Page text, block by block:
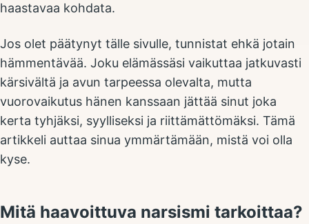
haastavaa kohdata.
Jos olet päätynyt tälle sivulle, tunnistat ehkä jotain
hämmentävää. Joku elämässäsi vaikuttaa jatkuvasti
kärsivältä ja avun tarpeessa olevalta, mutta
vuorovaikutus hänen kanssaan jättää sinut joka
kerta tyhjäksi, syylliseksi ja riittämättömäksi. Tämä
artikkeli auttaa sinua ymmärtämään, mistä voi olla
kyse.
Mitä haavoittuva narsismi tarkoittaa?